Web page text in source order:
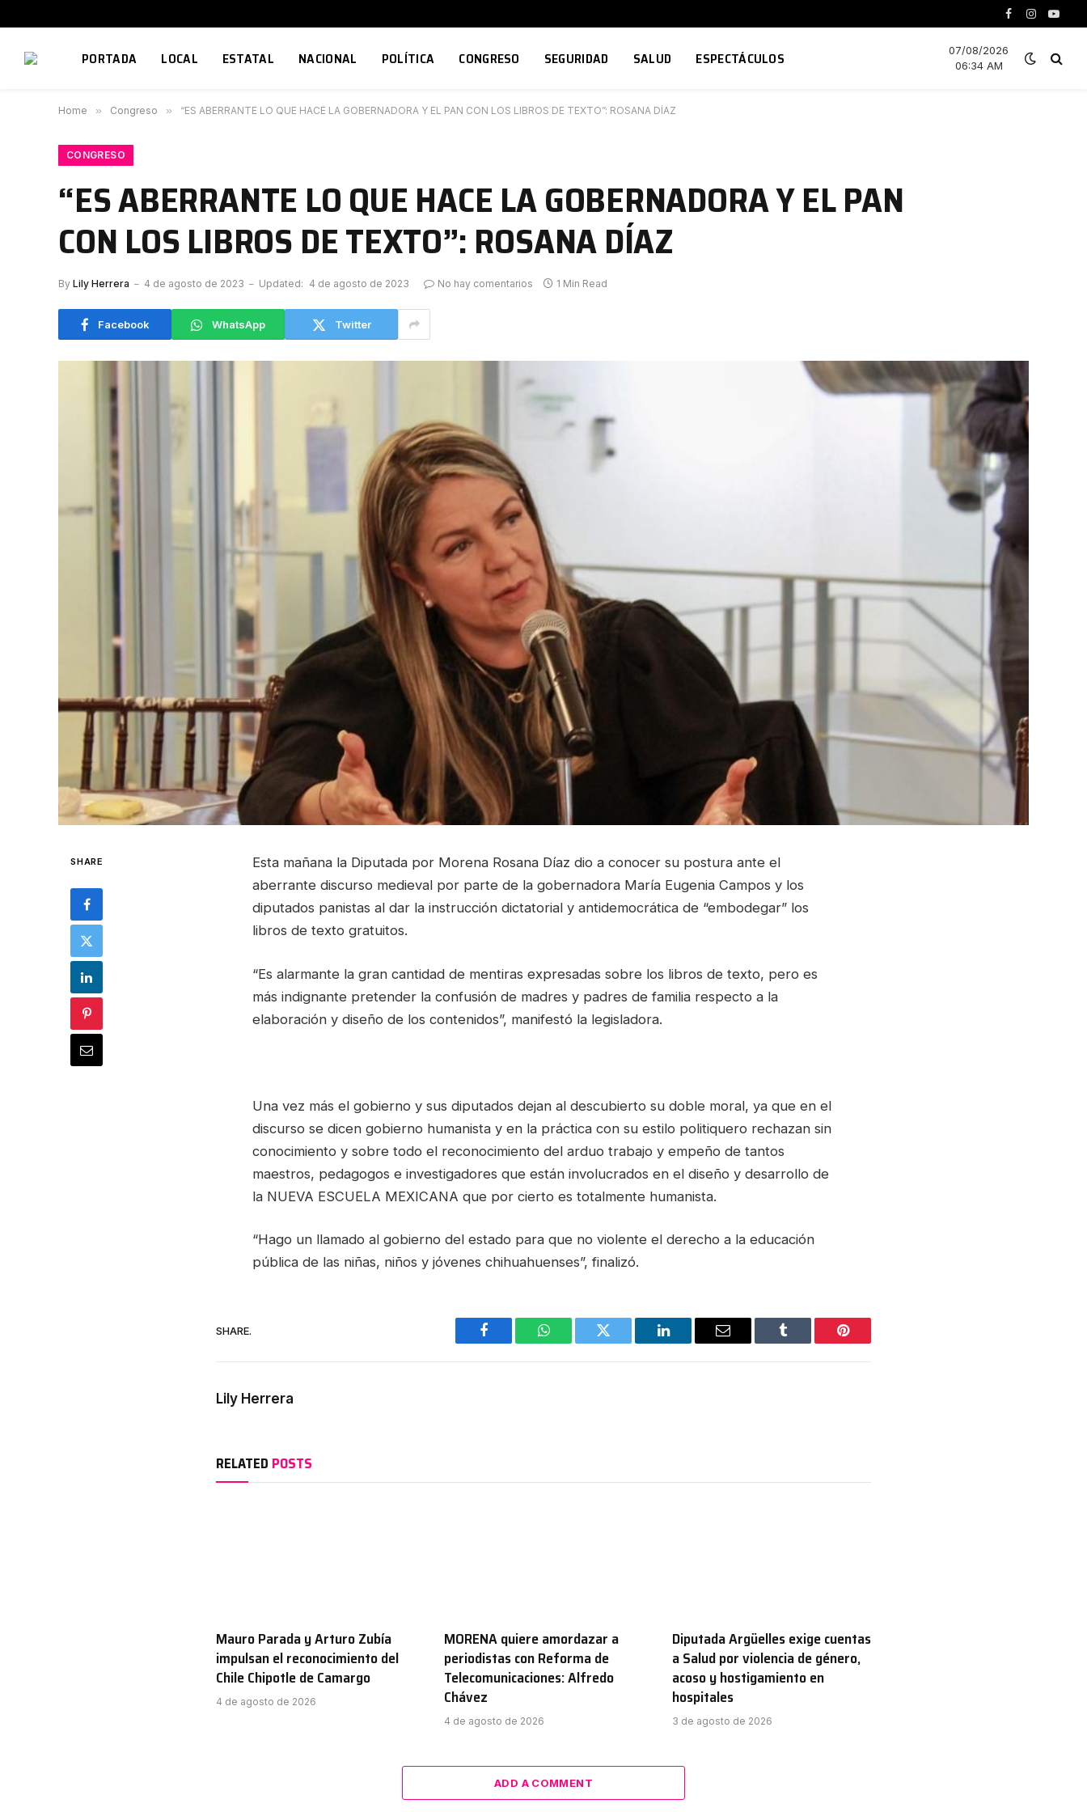
Facebook
Instagram
PORTADA LOCAL ESTATAL NACIONAL POLÍTICA CONGRESO SEGURIDAD SALUD ESPECTÁCULOS
07/08/2026
06:34 AM
Home » Congreso » “ES ABERRANTE LO QUE HACE LA GOBERNADORA Y EL PAN CON LOS LIBROS DE TEXTO”: ROSANA DÍAZ
CONGRESO
“ES ABERRANTE LO QUE HACE LA GOBERNADORA Y EL PAN
CON LOS LIBROS DE TEXTO”: ROSANA DÍAZ
By Lily Herrera 4 de agosto de 2023 Updated: 4 de agosto de 2023 No hay comentarios 1 Min Read
Facebook WhatsApp Twitter
SHARE
Esta mañana la Diputada por Morena Rosana Díaz dio a conocer su postura ante el
aberrante discurso medieval por parte de la gobernadora María Eugenia Campos y los
diputados panistas al dar la instrucción dictatorial y antidemocrática de “embodegar” los
libros de texto gratuitos.
“Es alarmante la gran cantidad de mentiras expresadas sobre los libros de texto, pero es
más indignante pretender la confusión de madres y padres de familia respecto a la
elaboración y diseño de los contenidos”, manifestó la legisladora.
Una vez más el gobierno y sus diputados dejan al descubierto su doble moral, ya que en el
discurso se dicen gobierno humanista y en la práctica con su estilo politiquero rechazan sin
conocimiento y sobre todo el reconocimiento del arduo trabajo y empeño de tantos
maestros, pedagogos e investigadores que están involucrados en el diseño y desarrollo de
la NUEVA ESCUELA MEXICANA que por cierto es totalmente humanista.
“Hago un llamado al gobierno del estado para que no violente el derecho a la educación
pública de las niñas, niños y jóvenes chihuahuenses”, finalizó.
SHARE.
Facebook WhatsAppTwitter LinkedIn Email Tumblr Pinterest
Lily Herrera
RELATED POSTS
Mauro Parada y Arturo Zubía
impulsan el reconocimiento del
Chile Chipotle de Camargo
4 de agosto de 2026
MORENA quiere amordazar a
periodistas con Reforma de
Telecomunicaciones: Alfredo
Chávez
4 de agosto de 2026
Diputada Argüelles exige cuentas
a Salud por violencia de género,
acoso y hostigamiento en
hospitales
3 de agosto de 2026
ADD A COMMENT